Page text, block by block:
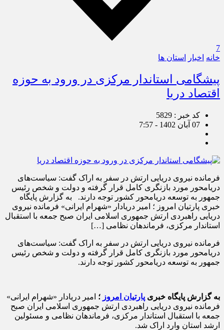
7
خانه اخبار استان ها
پیشگامی استاندار مرکزی در ورود به حوزه
اقتصاد دریا
کد خبر : 5829
07 آبان 1402 - 7:57
فرمانده نیروی دریایی ارتش در سفر به اراک گفت: سیاست‌های
دریامحور مورد بازنگری کامل قرار گرفته و دولت و شخص رئیس
جمهور به توسعه دریامحور کشور توجه دارند. به گزارش پایگاه
خبری پارتیان امروز ؛ امیر دریادار «شهرام ایرانی» فرمانده نیروی
دریایی راهبردی ارتش جمهوری اسلامی ایران صبح جمعه با استقبال
استاندار مرکزی، فرماندهان نظامی […]
فرمانده نیروی دریایی ارتش در سفر به اراک گفت: سیاست‌های
دریامحور مورد بازنگری کامل قرار گرفته و دولت و شخص رئیس
جمهور به توسعه دریامحور کشور توجه دارند.
به گزارش پایگاه خبری پارتیان امروز ؛ امیر دریادار «شهرام ایرانی»
فرمانده نیروی دریایی راهبردی ارتش جمهوری اسلامی ایران صبح
جمعه با استقبال استاندار مرکزی، فرماندهان نظامی و مسئولین
ارشد استان وارد اراک شد.